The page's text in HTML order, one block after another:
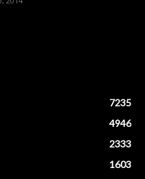
7235
4946
2333
1603